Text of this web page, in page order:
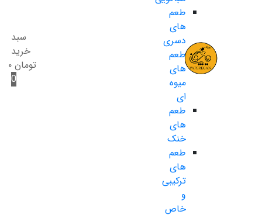
طعم
های
دسری
طعم
های
میوه
ای
طعم
های
خنک
طعم
های
ترکیبی
و
خاص
سبد
خرید
تومان ۰
0